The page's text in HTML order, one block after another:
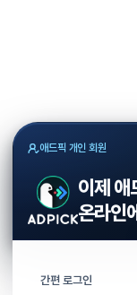
애드픽 개인 회원
이제 애
온라인
간편 로그인